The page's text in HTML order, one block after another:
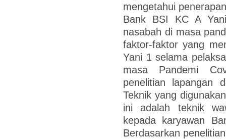
mengetahui
Bank BSI KC A
nasabah di masa
faktor-faktor yang
Yani 1 selama
masa Pandemi
penelitian lapangan
Teknik yang
ini adalah teknik
kepada karyawan
Berdasarkan